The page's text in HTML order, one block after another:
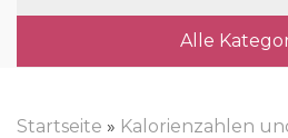
Alle
Startseite » Kalorienzahlen